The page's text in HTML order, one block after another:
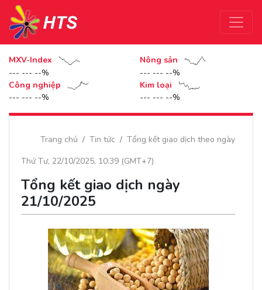
MXV-Index
--- --- --%
Nông sản
--- --- --%
Công nghiệp
--- --- --%
Kim loại
--- --- --%
Trang chủ Tin tức
Tổng kết giao dịch theo ngày
Thứ Tư, 22/10/2025, 10:39 (GMT+7)
Tổng kết giao dịch ngày
21/10/2025